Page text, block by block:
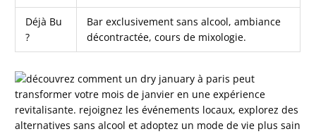
Déjà Bu
?
Bar exclusivement sans alcool, ambiance
décontractée, cours de mixologie.